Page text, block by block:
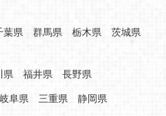
葉県 群馬県 栃木県 茨城県
県 福井県 長野県
岐阜県 三重県 静岡県